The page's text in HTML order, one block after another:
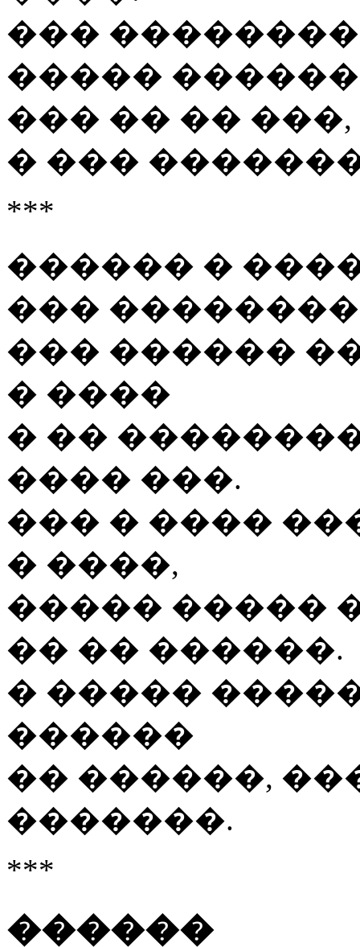
���
�����
��� �� ��
� ���
***
������ �
���
��� ������
� ����
� ��
���� ���.
��� � ����
� ����,
����� �����
�� �� ������.
� �����
������
�� ������,
�������.
***
������